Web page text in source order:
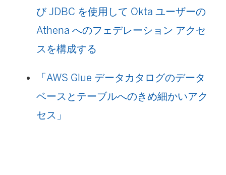
び JDBC を使用して Okta ユーザーの
Athena へのフェデレーション アクセ
スを構成する
「AWS Glue データカタログのデータ
ベースとテーブルへのきめ細かいアク
セス」